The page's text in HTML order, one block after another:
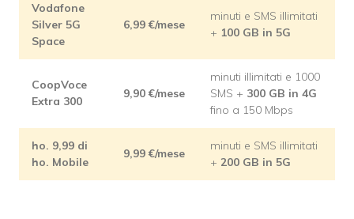
Vodafone
Silver 5G
Space
6,99 €/mese
minuti e SMS illimitati
+ 100 GB in 5G
CoopVoce
Extra 300
9,90 €/mese
minuti illimitati e 1000
SMS + 300 GB in 4G
fino a 150 Mbps
ho. 9,99 di
ho. Mobile
9,99€/mese
minuti e SMS illimitati
+ 200 GB in 5G